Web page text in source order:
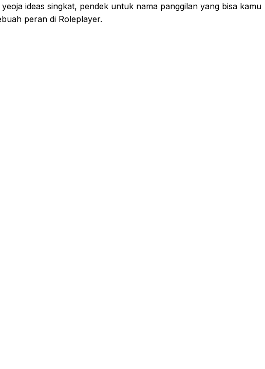
ideas singkat, pendek untuk nama panggilan yang bisa kamu
peran di Roleplayer.